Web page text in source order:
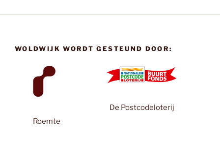
WOLDWIJK WORDT GESTEUND DOOR:
Roemte
De Postcodeloterij